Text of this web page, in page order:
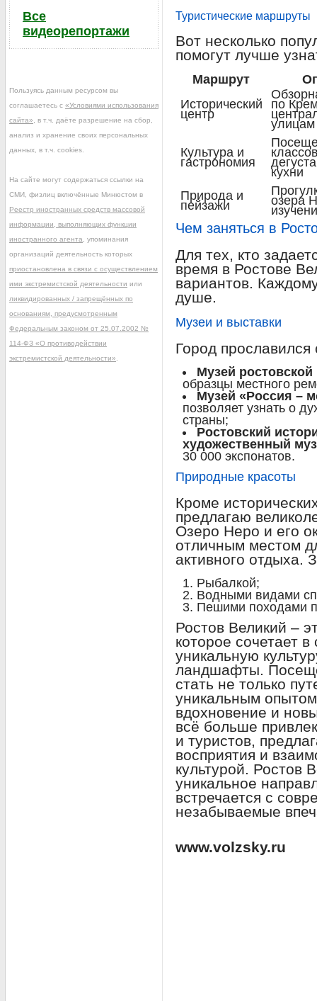
Туристические маршруты
Вот несколько
помогут лучше
Маршрут
Исторический
центр
по
улицам
Культура и
гастрономия
кухни
Природа и
пейзажи озера
Чем заняться в
Для тех, кто
время в Ростове
вариантов.
душе.
Музеи и выставки
Город
Музей ростовской
образцы местного
Музей «Россия –
позволяет узнать о
страны;
Ростовский
художественный
30 000 экспонатов.
Природные красоты
Кроме
предлагаю
Озеро Неро и его
отличным местом
активного отдыха.
Рыбалкой;
Водными видами
Пешими походами
Ростов Великий –
которое сочетает
уникальную
ландшафты.
стать не только
уникальным
вдохновение и
всё больше
и туристов,
восприятия и
культурой. Ростов
уникальное
встречается с
незабываемые
www.volzsky.ru
Все
видеорепортажи
Пользуясь данным ресурсом вы
соглашаетесь с «Условиями использования
сайта» , в т.ч. даёте разрешение на сбор,
анализ и хранение своих персональных
данных, в т.ч. cookies.
На сайте могут содержаться ссылки на
СМИ, физлиц включённые Минюстом в
Реестр иностранных средств массовой
информации, выполняющих функции
иностранного агента , упоминания
организаций деятельность которых
приостановлена в связи с осуществлением
ими экстремистской деятельности или
ликвидированных / запрещённых по
основаниям, предусмотренным
Федеральным законом от 25.07.2002 №
114-ФЗ «О противодействии
экстремистской деятельности»